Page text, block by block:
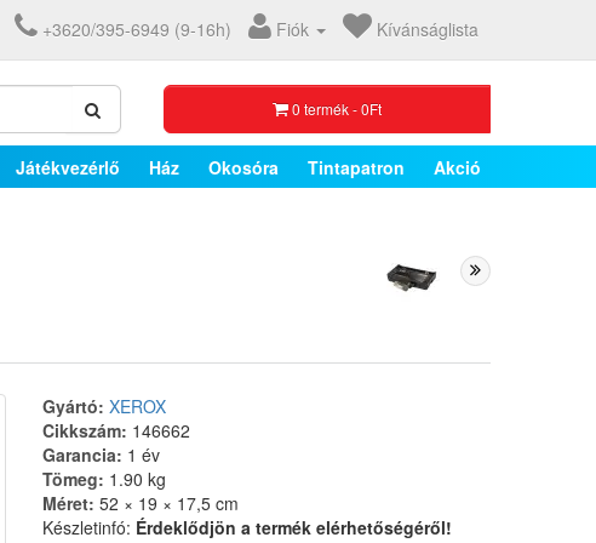
+3620/395-6949 (9-16h) Fiók Kívánságlista
0 termék - 0Ft
Játékvezérlő Ház Okosóra Tintapatron Akció
Gyártó: XEROX
Cikkszám: 146662
Garancia: 1 év
Tömeg: 1.90 kg
Méret: 52 × 19 × 17,5 cm
Készletinfó: Érdeklődjön a termék elérhetőségéről!